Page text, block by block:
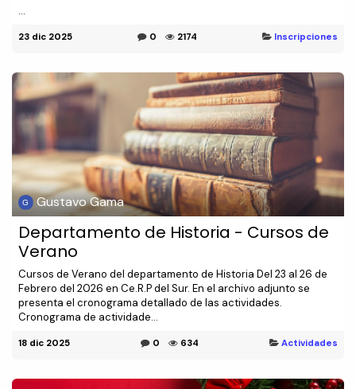
...
23 dic 2025 0 2174 Inscripciones
Gustavo Gama
Departamento de Historia - Cursos de
Verano
Cursos de Verano del departamento de Historia Del 23 al 26 de
Febrero del 2026 en Ce.R.P del Sur. En el archivo adjunto se
presenta el cronograma detallado de las actividades.
Cronograma de actividade...
18 dic 2025 0 634 Actividades